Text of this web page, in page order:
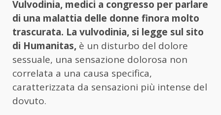
Vulvodinia, medici a congresso per parlare
di una malattia delle donne finora molto
trascurata. La vulvodinia, si legge sul sito
di Humanitas, è un disturbo del dolore
sessuale, una sensazione dolorosa non
correlata a una causa specifica,
caratterizzata da sensazioni più intense del
dovuto.